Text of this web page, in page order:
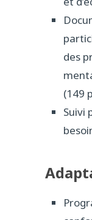
des
(149
Suivi